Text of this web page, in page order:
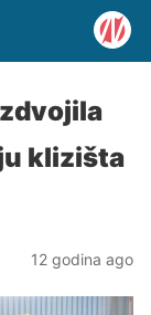
klizišta
12 godina ago